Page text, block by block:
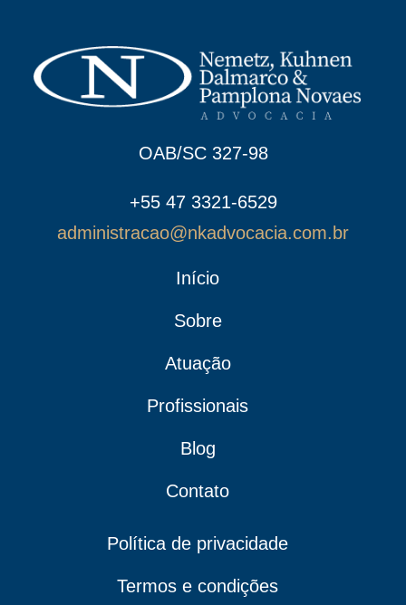
OAB/SC 327-98
+55 47 3321-6529
administracao@nkadvocacia.com.br
Início
Sobre
Atuação
Profissionais
Blog
Contato
Política de privacidade
Termos e condições